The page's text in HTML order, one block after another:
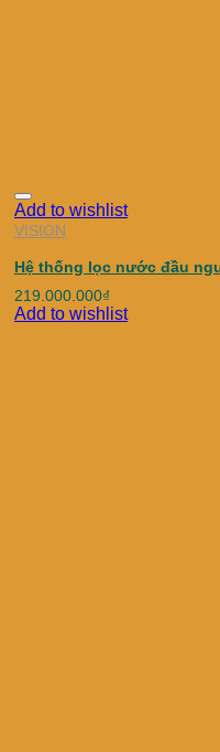
Add to wishlist
VISION
Hệ thống lọc nước đầu
219.000.000₫
Add to wishlist